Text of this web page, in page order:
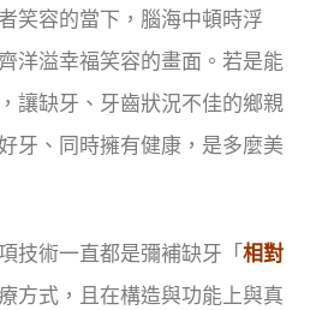
笑容的當下，腦海中頓時浮
洋溢幸福笑容的畫面。若是能
讓缺牙、牙齒狀況不佳的鄉親
牙、同時擁有健康，是多麼美
技術一直都是彌補缺牙「相對
方式，且在構造與功能上與真